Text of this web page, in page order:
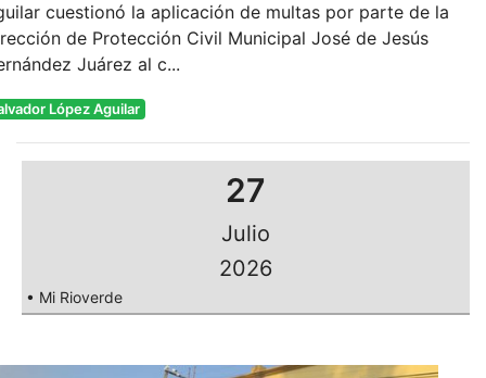
cuestionó la aplicación de multas por parte de la
de Protección Civil Municipal José de Jesús
Juárez al c...
López Aguilar
27
Julio
2026
• Mi Rioverde